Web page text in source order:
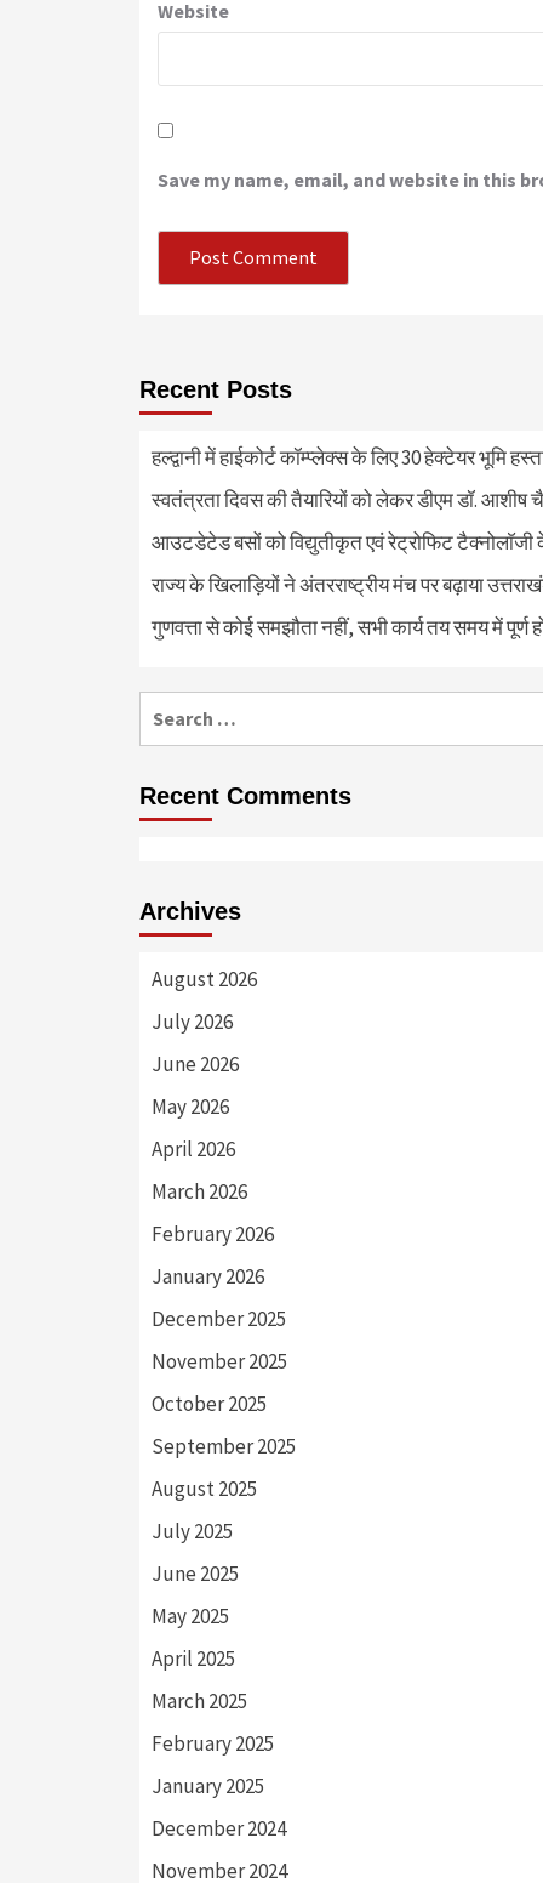
Website
Save my name, email, and website in this
Recent Posts
हल्द्वानी में हाईकोर्ट कॉम्प्लेक्स के लिए 30 हेक्टेयर भूमि
स्वतंत्रता दिवस की तैयारियों को लेकर डीएम डॉ. आशीष
आउटडेटेड बसों को विद्युतीकृत एवं रेट्रोफिट टैक्नोलाॅजी
राज्य के खिलाड़ियों ने अंतरराष्ट्रीय मंच पर बढ़ाया
गुणवत्ता से कोई समझौता नहीं, सभी कार्य तय समय में पूर्ण
for:
Recent Comments
Archives
August 2026
July 2026
June 2026
May 2026
April 2026
March 2026
February 2026
January 2026
December 2025
November 2025
October 2025
September 2025
August 2025
July 2025
June 2025
May 2025
April 2025
March 2025
February 2025
January 2025
December 2024
November 2024